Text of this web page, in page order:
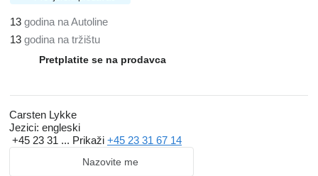
13 godina na Autoline
13 godina na tržištu
Pretplatite se na prodavca
Carsten Lykke
Jezici: engleski
+45 23 31 ... Prikaži +45 23 31 67 14
Nazovite me